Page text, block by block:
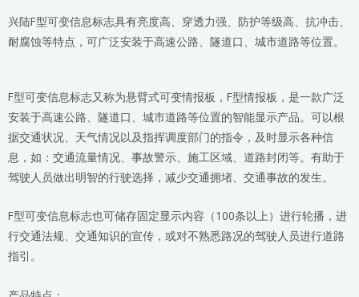
兴陆F型可变信息标志具有亮度高、穿透力强、防护等级高、抗冲击、
耐腐蚀等特点，可广泛安装于高速公路、隧道口、城市道路等位置。
F型可变信息标志又称为悬臂式可变情报板，F型情报板，是一款广泛
安装于高速公路、隧道口、城市道路等位置的智能显示产品。可以根
据交通状况、天气情况以及指挥调度部门的指令，及时显示各种信
息，如：交通流量情况、事故警示、施工区域、道路封闭等。有助于
驾驶人员做出明智的行驶选择，减少交通拥堵、交通事故的发生。
F型可变信息标志也可储存固定显示内容（100条以上）进行轮播，进
行交通法规、交通知识的宣传，或对不熟悉路况的驾驶人员进行道路
指引。